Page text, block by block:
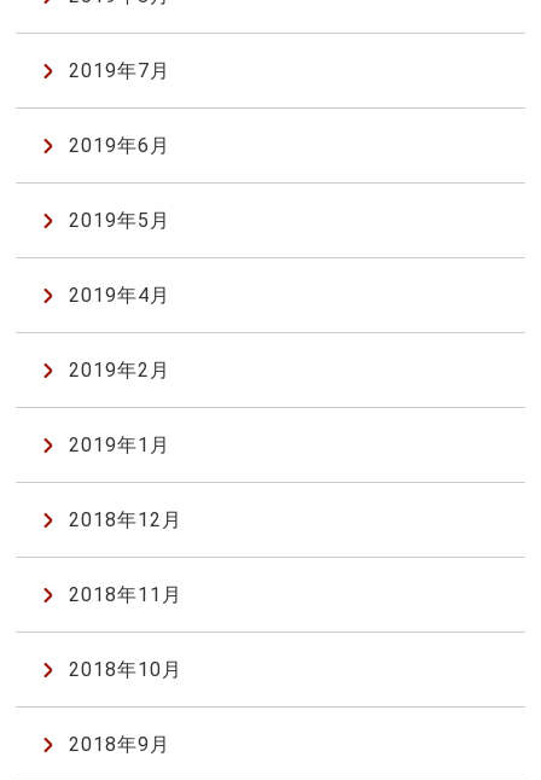
2019年7月
2019年6月
2019年5月
2019年4月
2019年2月
2019年1月
2018年12月
2018年11月
2018年10月
2018年9月